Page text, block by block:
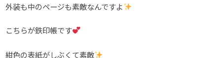
外装も中のページも素敵なんですよ
こちらが鉄印帳です
紺色の表紙がしぶくて素敵